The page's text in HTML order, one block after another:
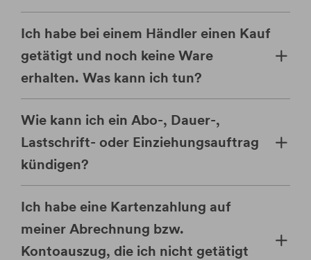
Ich habe bei einem Händler einen Kauf
getätigt und noch keine Ware
erhalten. Was kann ich tun?
Wie kann ich ein Abo-, Dauer-,
Lastschrift- oder Einziehungsauftrag
kündigen?
Ich habe eine Kartenzahlung auf
meiner Abrechnung bzw.
Kontoauszug, die ich nicht getätigt